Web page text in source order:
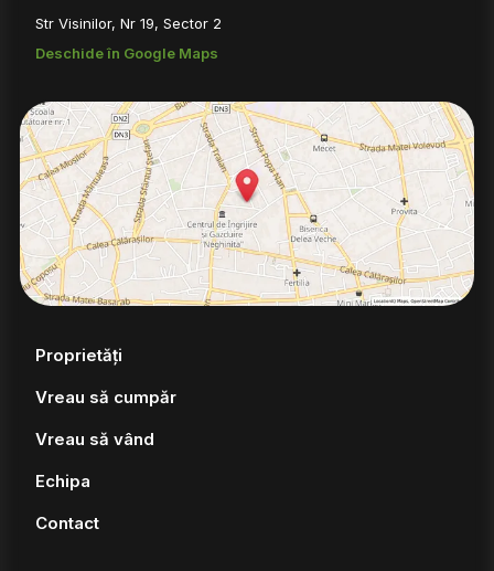
Str Visinilor, Nr 19, Sector 2
Deschide în Google Maps
Proprietăți
Vreau să cumpăr
Vreau să vând
Echipa
Contact